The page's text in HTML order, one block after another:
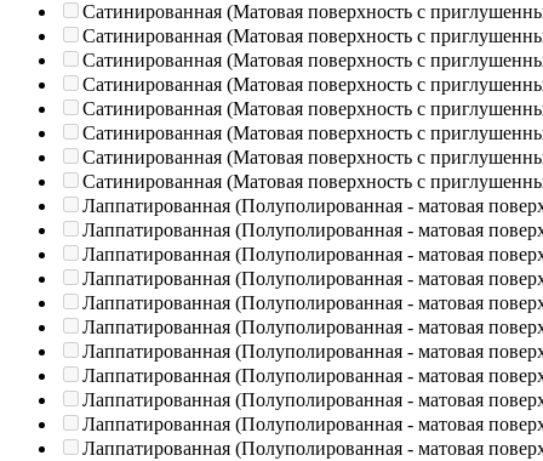
Сатинированная (Матовая поверхность с
Сатинированная (Матовая поверхность с
Сатинированная (Матовая поверхность с
Сатинированная (Матовая поверхность с
Сатинированная (Матовая поверхность с
Сатинированная (Матовая поверхность с
Сатинированная (Матовая поверхность с
Сатинированная (Матовая поверхность с
Лаппатированная (Полуполированная - матовая
Лаппатированная (Полуполированная - матовая
Лаппатированная (Полуполированная - матовая
Лаппатированная (Полуполированная - матовая
Лаппатированная (Полуполированная - матовая
Лаппатированная (Полуполированная - матовая
Лаппатированная (Полуполированная - матовая
Лаппатированная (Полуполированная - матовая
Лаппатированная (Полуполированная - матовая
Лаппатированная (Полуполированная - матовая
Лаппатированная (Полуполированная - матовая